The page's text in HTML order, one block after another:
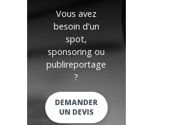
Vous avez
besoin d'un
spot,
sponsoring ou
publireportage
?
DEMANDER
UN DEVIS